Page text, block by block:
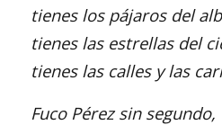
tienes los pájaros del
tienes las estrellas del
tienes las calles y las
Fuco Pérez sin segundo,